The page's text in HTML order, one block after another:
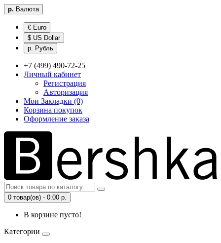
р. Валюта
€ Euro
$ US Dollar
р. Рубль
+7 (499) 490-72-25
Личный кабинет
Регистрация
Авторизация
Мои Закладки (0)
Корзина покупок
Оформление заказа
0 товар(ов) - 0.00 р.
В корзине пусто!
Категории